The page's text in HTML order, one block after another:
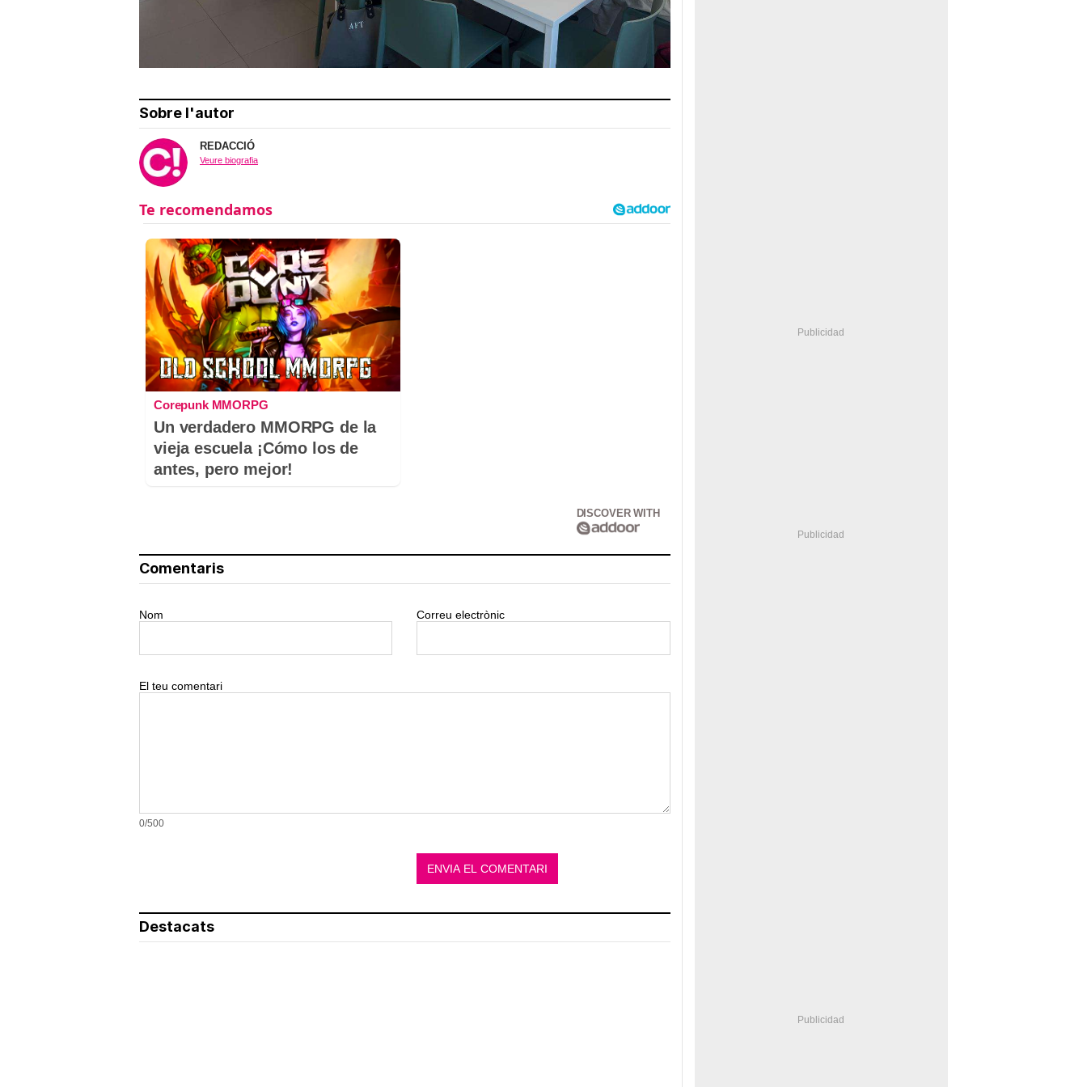
Sobre l'autor
REDACCIÓ
Veure biografia
Corepunk MMORPG
Un verdadero MMORPG de la
vieja escuela ¡Cómo los de
antes, pero mejor!
DISCOVER WITH
Comentaris
Nom Correu electrònic
El teu comentari
0/500
Destacats